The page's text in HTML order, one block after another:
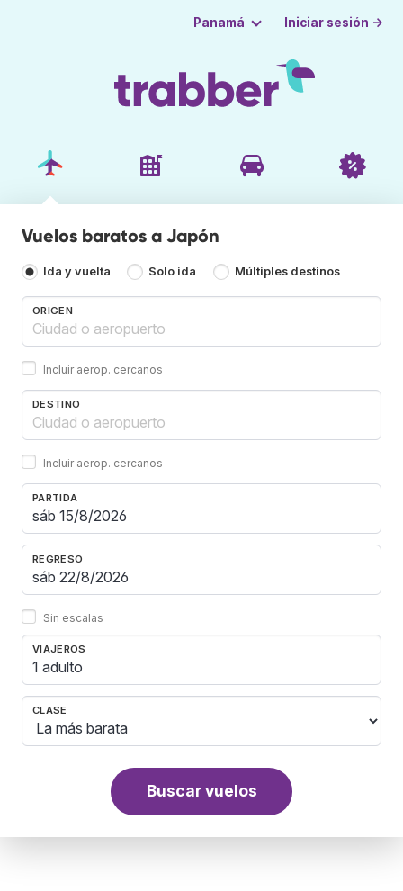
Panamá Iniciar sesión →
Vuelos baratos a Japón
Ida y vuelta Solo ida Múltiples destinos
ORIGEN
Incluir aerop. cercanos
DESTINO
Incluir aerop. cercanos
PARTIDA
REGRESO
Sin escalas
VIAJEROS
1 adulto
CLASE
Buscar vuelos